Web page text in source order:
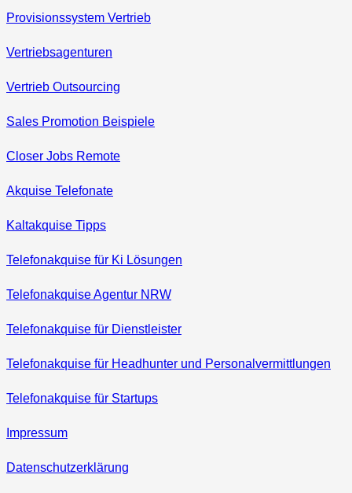
Provisionssystem Vertrieb
Vertriebsagenturen
Vertrieb Outsourcing
Sales Promotion Beispiele
Closer Jobs Remote
Akquise Telefonate
Kaltakquise Tipps
Telefonakquise für Ki Lösungen
Telefonakquise Agentur NRW
Telefonakquise für Dienstleister
Telefonakquise für Headhunter und Personalvermittlungen
Telefonakquise für Startups
Impressum
Datenschutzerklärung